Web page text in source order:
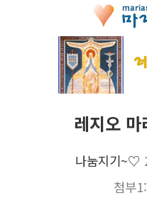
레지오
나눔지기~♡
첨부1: